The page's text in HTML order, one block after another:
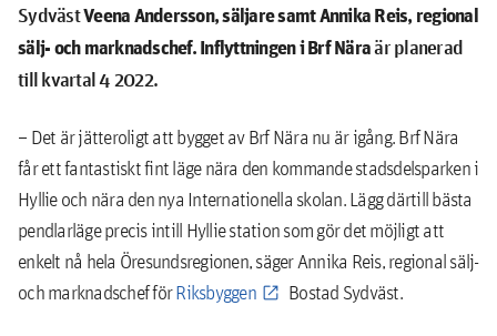
SydvästVeena Andersson, säljare samt Annika Reis, regional
sälj- och marknadschef. Inflyttningen i Brf Näraär planerad
till kvartal 4 2022.
– Det är jätteroligt att bygget av Brf Nära nu är igång. Brf Nära
får ett fantastiskt fint läge nära den kommande stadsdelsparken i
Hyllie och nära den nya Internationella skolan. Lägg därtill bästa
pendlarläge precis intill Hyllie station som gör det möjligt att
enkelt nå hela Öresundsregionen, säger Annika Reis, regional sälj-
och marknadschef förRiksbyggen Bostad Sydväst.